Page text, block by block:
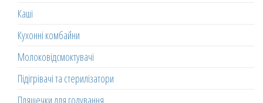
Каші
Кухонні комбайни
Молоковідсмоктувачі
Підігрівачі та стерилізатори